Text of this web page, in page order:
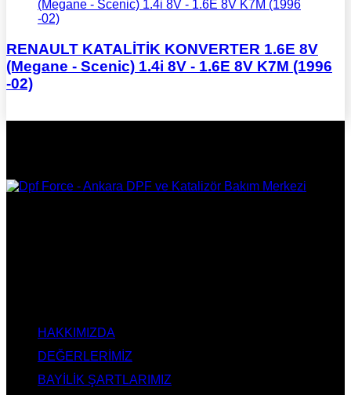
RENAULT KATALİTİK KONVERTER 1.6E 8V
(Megane - Scenic) 1.4i 8V - 1.6E 8V K7M (1996
-02)
HAKKIMIZDA
DEĞERLERİMİZ
BAYİLİK ŞARTLARIMIZ